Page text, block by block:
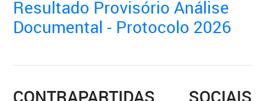
Resultado Provisório Análise
Documental - Protocolo 2026
CONTRAPARTIDAS SOCIAIS